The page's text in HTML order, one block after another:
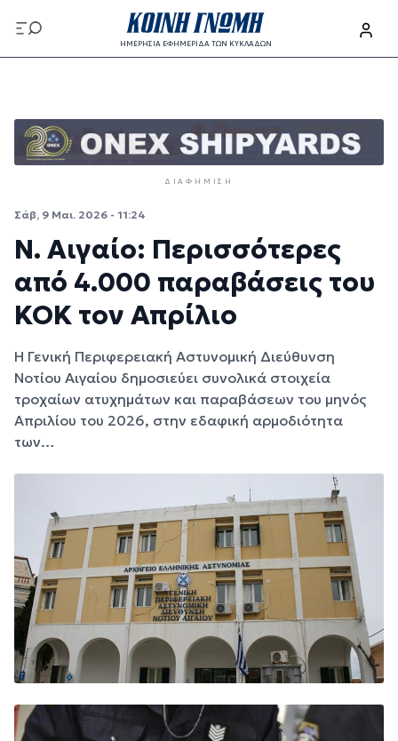
Παράκαμψη προς το κυρίως περιεχόμενο
ΗΜΕΡΗΣΙΑ ΕΦΗΜΕΡΙΔΑ ΤΩΝ ΚΥΚΛΑΔΩΝ
ΔΙΑΦΉΜΙΣΗ
Σάβ, 9 Μαι. 2026 - 11:24
Ν. Αιγαίο: Περισσότερες
από 4.000 παραβάσεις του
ΚΟΚ τον Απρίλιο
Η Γενική Περιφερειακή Αστυνομική Διεύθυνση
Νοτίου Αιγαίου δημοσιεύει συνολικά στοιχεία
τροχαίων ατυχημάτων και παραβάσεων του μηνός
Απριλίου του 2026, στην εδαφική αρμοδιότητα
των…